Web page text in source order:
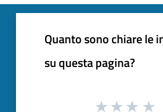
Quanto sono chiare le
su questa pagina?